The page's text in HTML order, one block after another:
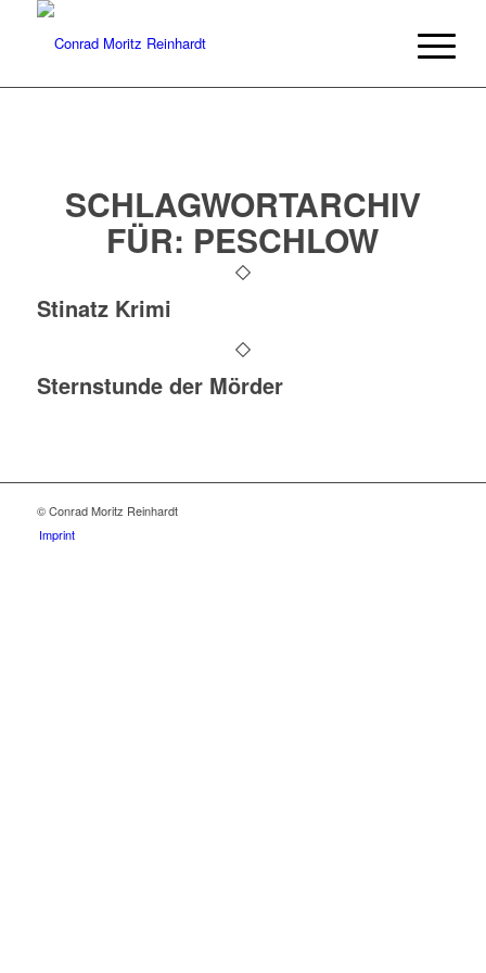
SCHLAGWORTARCHIV
FÜR: PESCHLOW
Stinatz Krimi
Sternstunde der Mörder
© Conrad Moritz Reinhardt
Imprint